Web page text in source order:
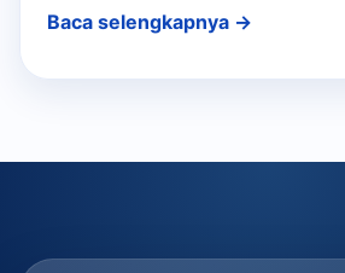
Baca selengkapnya →